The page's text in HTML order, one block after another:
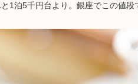
1泊5千円台より。銀座でこの値段